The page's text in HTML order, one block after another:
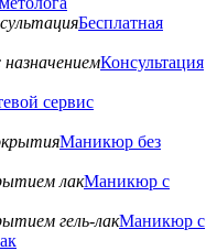
Бесплатная
Консультация
сервис
Маникюр без
Маникюр с
Маникюр с